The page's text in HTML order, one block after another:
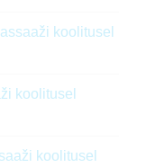
koolitusel
koolitusel
koolitusel